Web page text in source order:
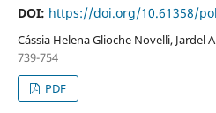
DOI: https://doi.org/10.61358/
Cássia Helena Glioche Novelli, Jardel
739-754
PDF